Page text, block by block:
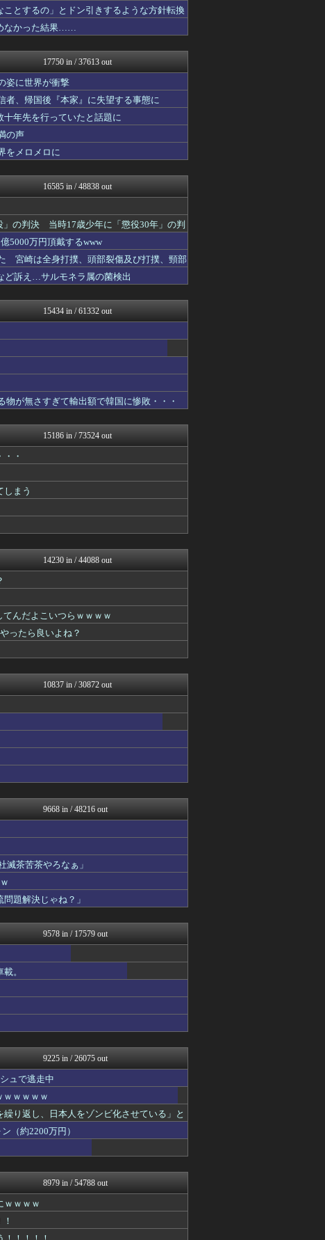
がーるずレポート - ガー...
じわ速 芸能ニュースまとめ
奥様は鬼女-DQN返しまと...
VIPPER速報
まとめCUP
なんじぇいスタジアム＠なん...
浮気ちゃんねる
ヒーローNEWS
ゴールデンタイムズ
コノユビニュース｜みんなの...
なんJミュージアム
芸能人の気になる噂
GOSSIP速報
おーるじゃんる
トレンドの通り道
ぶる速-VIP
サイ速
修羅場ライフ速報
FX2ちゃんねる｜投資系ま...
不思議.net - 5ch...
げぇ速
遊戯王マスターデュエルまと...
修羅の華-家庭・生活まとめ
最強ジャンプ放送局
PlaySphere | ...
ウマ娘まとめ速報うまろぐ
うまぴょいチャンネル -ウ...
ほんわかMkⅡ
VTuberNews
コンテンツ・声優 | ラブ...
ネラーボイス
ゲーム実況者速報＠YouT...
ゴタゴタシタニュース
すまいる(^-^)ぶろぐ
修羅場まとめ速報
乃木通 乃木坂46櫻坂46...
登山ちゃんねる
キニ速
Ask Reddit まと...
韓国ニュース反応まとめ
艦これ速報 艦隊これくしょ...
乃木坂46まとめ 乃木りん...
がーるずレポート - ガー...
なんじぇいスタジアム＠なん...
国難にあってもの申す！！
パチンコ・パチスロ.com
まぐろとにぼし
なんじぇいスタジアム＠なん...
スマブラ屋さん | スマブ...
ラビット速報
なんJミュージアム
とするの」とドン引きするような方針転換
なかった結果……
17750 in / 37613 out
姿に世界が衝撃
、帰国後『本家』に失望する事態に
年先を行っていたと話題に
の声
をメロメロに
16585 in / 48838 out
」の判決 当時17歳少年に「懲役30年」の判
5000万円頂戴するwww
宮崎は全身打撲、頭部裂傷及び打撲、頸部
ど訴え…サルモネラ属の菌検出
15434 in / 61332 out
が無さすぎて輸出額で韓国に惨敗・・・
15186 in / 73524 out
・
しまう
14230 in / 44088 out
んだよこいつらｗｗｗｗ
ったら良いよね？
10837 in / 30872 out
9668 in / 48216 out
茶苦茶やろなぁ」
題解決じゃね？」
9578 in / 17579 out
。
9225 in / 26075 out
ュで逃走中
ｗｗｗｗ
り返し、日本人をゾンビ化させている」と
（約2200万円）
8979 in / 54788 out
ｗｗｗｗ